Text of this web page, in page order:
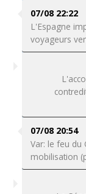
07/08 22:22
L'Espagne
voyageurs
07/08 20:54
Var: le feu du
mobilisation